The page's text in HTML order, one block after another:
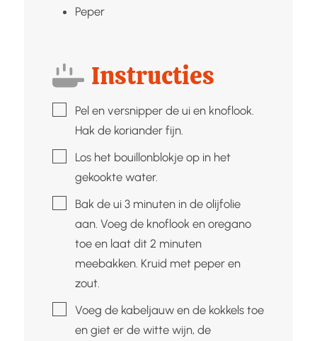
Peper
Instructies
▢Pel en versnipper de ui en knoflook.
Hak de koriander fijn.
▢Los het bouillonblokje op in het
gekookte water.
▢Bak de ui 3 minuten in de olijfolie
aan. Voeg de knoflook en oregano
toe en laat dit 2 minuten
meebakken. Kruid met peper en
zout.
▢Voeg de kabeljauw en de kokkels toe
en giet er de witte wijn, de